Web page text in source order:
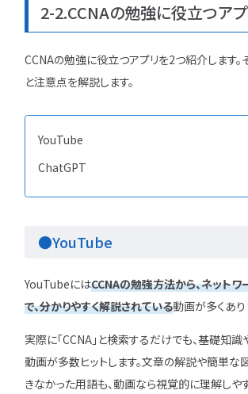
2-2.CCNAの勉強に役立つア
CCNAの勉強に役立つアプリを2つ紹介します
と注意点を解説します。
YouTube
ChatGPT
●YouTube
YouTubeにはCCNAの勉強方法から、ネット
で、分かりやすく解説されている動画が多くあり
実際に「CCNA」と検索するだけでも、基礎知
動画が多数ヒットします。文章の解説や簡単
きなかった用語も、動画なら視覚的に理解しやす